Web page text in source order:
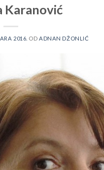
Karanović
2016. ODADNAN DŽONLIĆ